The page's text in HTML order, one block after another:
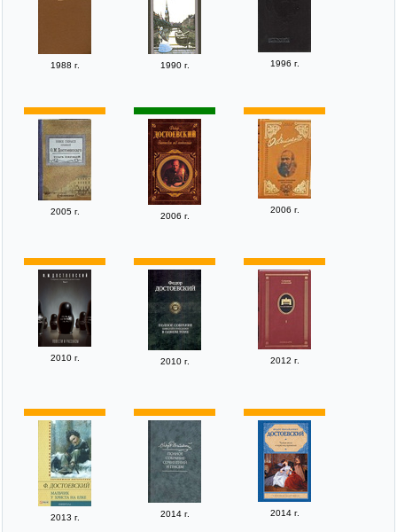
1988 г. 1990 г. 1996 г.
2005 г. 2006 г.
2006 г.
2010 г. 2010 г. 2012 г.
2013 г. 2014 г. 2014 г.